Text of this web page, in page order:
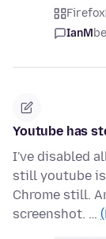
Firefox
IanM
Youtube has
I've disabled
still youtube
Chrome still.
screenshot. …